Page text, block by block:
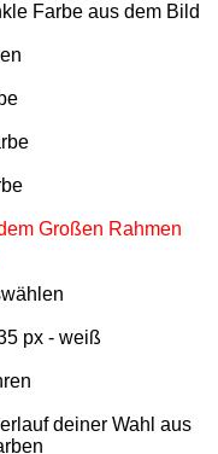
Farbe aus dem Bild
Großen Rahmen
px - weiß
deiner Wahl aus